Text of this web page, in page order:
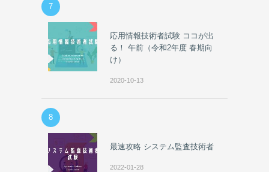
7
応用情報技術者試験 ココが出
る！ 午前（令和2年度 春期向
け）
2020-10-13
8
最速攻略 システム監査技術者
2022-01-28